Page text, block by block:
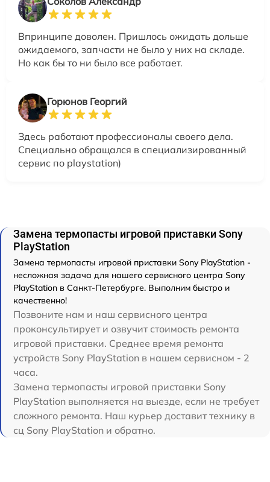
Впринципе доволен. Пришлось ожидать дольше
ожидаемого, запчасти не было у них на складе.
Но как бы то ни было все работает.
Горюнов Георгий
Здесь работают профессионалы своего дела.
Специально обращался в специализированный
сервис по playstation)
Замена термопасты игровой приставки Sony
PlayStation
Замена термопасты игровой приставки Sony PlayStation -
несложная задача для нашего сервисного центра Sony
PlayStation в Санкт-Петербурге. Выполним быстро и
качественно!
Позвоните нам и наш сервисного центра
проконсультирует и озвучит стоимость ремонта
игровой приставки. Среднее время ремонта
устройств Sony PlayStation в нашем сервисном - 2
часа.
Замена термопасты игровой приставки Sony
PlayStation выполняется на выезде, если не требует
сложного ремонта. Наш курьер доставит технику в
сц Sony PlayStation и обратно.